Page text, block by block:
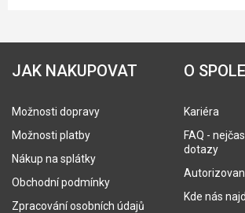
JAK NAKUPOVAT
Možnosti dopravy
Možnosti platby
Nákup na splátky
Obchodní podmínky
Zpracování osobních údajů
O
Kariéra
FAQ -
dotazy
Kde nás